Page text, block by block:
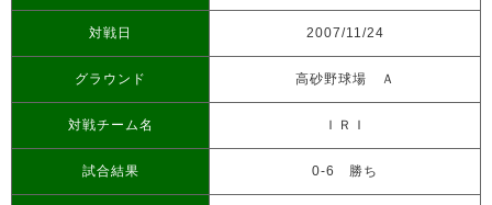
対戦日 2007/11/24
グラウンド 高砂野球場 Ａ
対戦チーム名 ＩＲＩ
試合結果 0-6 勝ち